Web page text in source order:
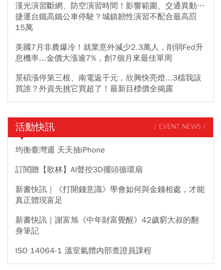
漢光演習斷網、防空演習時間！影響範圍、交通異動…
捷運台鐵高鐵公車停駛？城鎮韌性演習不配合最高罰
15萬
美國7月非農爆冷！就業意外減少2.3萬人，削弱Fed升
息機率...金價大漲逾7%，創7個月來最佳單周
景碩漲停第三根、南電返千元，欣興快亮燈...3檔我該
買誰？外資先挑它買超了！最新目標價全揭露
活動快訊 / EVENT NEWS /
均衡臺灣週 天天抽iPhone
訂閱贈【歌林】AI聲控3D擺頭循環扇
新書快訊｜《打開錢意識》學會如何與金錢相處，才能
真正體現富足
新書快訊｜謝富旭《中年財富覺醒》42歲窮大叔的翻
身筆記
ISO 14064-1 溫室氣體內部查證員課程